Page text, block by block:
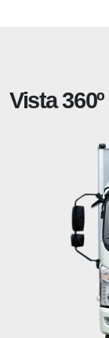
Vista 360º